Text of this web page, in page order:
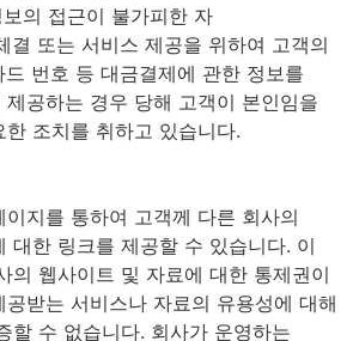
의 접근이 불가피한 자
결 또는 서비스 제공을 위하여 고객의
번호 등 대금결제에 관한 정보를
공하는 경우 당해 고객이 본인임을
조치를 취하고 있습니다.
지를 통하여 고객께 다른 회사의
대한 링크를 제공할 수 있습니다. 이
의 웹사이트 및 자료에 대한 통제권이
받는 서비스나 자료의 유용성에 대해
할 수 없습니다. 회사가 운영하는